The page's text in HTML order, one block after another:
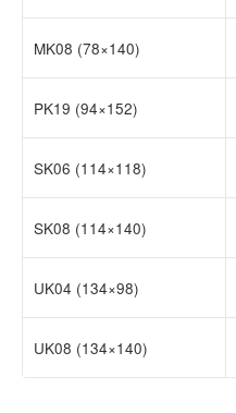
MK08 (78×140)
PK19 (94×152)
SK06 (114×118)
SK08 (114×140)
UK04 (134×98)
UK08 (134×140)